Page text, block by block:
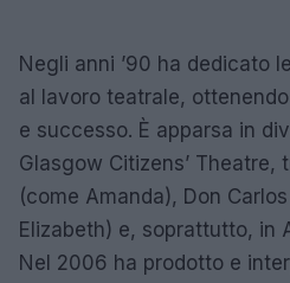
Negli anni ’90 ha dedicato
al lavoro teatrale,
e successo. È apparsa in
Glasgow Citizens’ Theatre,
(come Amanda), Don
Elizabeth) e, soprattutto, in
Nel 2006 ha prodotto e